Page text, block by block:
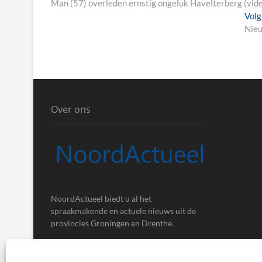
post:
Man (57) overleden ernstig ongeluk Havelterberg
Over ons
NoordActueel biedt u al het
spraakmakende en actuele nieuws uit de
provincies Groningen en Drenthe.